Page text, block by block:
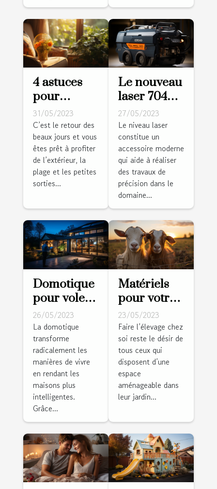
4 astuces
pour
rafraîchir
votre
logement
31/05/2023
C’est le retour des
beaux jours et vous
êtes prêt à profiter
de l’extérieur, la
plage et les petites
sorties...
Le nouveau
laser 704CG
: pourquoi
l'adopter ?
27/05/2023
Le niveau laser
constitue un
accessoire moderne
qui aide à réaliser
des travaux de
précision dans le
domaine...
Domotique
pour volets
roulants :
Pourquoi
est-ce un
bon choix ?
26/05/2023
La domotique
transforme
radicalement les
manières de vivre
en rendant les
maisons plus
intelligentes.
Grâce...
Matériels
pour votre
ferme :
Comment
réussir la
réalisation
des clôtures
pour vos
animaux ?
23/05/2023
Faire l’élevage chez
soi reste le désir de
tous ceux qui
disposent d’une
espace
aménageable dans
leur jardin...